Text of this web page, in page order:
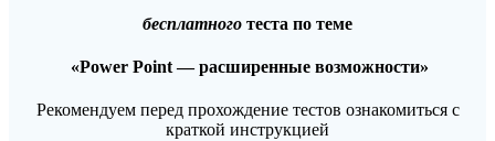
бесплатного теста по теме
«Power Point — расширенные возможности»
Рекомендуем перед прохождение тестов ознакомиться с
краткой инструкцией